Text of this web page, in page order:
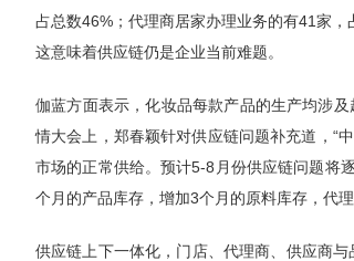
占总数46%；代理商居家办理业务的有41家
这意味着供应链仍是企业当前难题。
伽蓝方面表示，化妆品每款产品的生产均涉
情大会上，郑春颖针对供应链问题补充道，“
市场的正常供给。预计5-8月份供应链问题将
个月的产品库存，增加3个月的原料库存，代
供应链上下一体化，门店、代理商、供应商